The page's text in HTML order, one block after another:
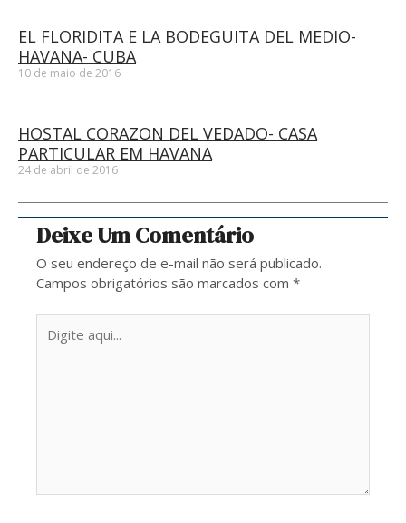
EL FLORIDITA E LA BODEGUITA DEL MEDIO-
HAVANA- CUBA
10 de maio de 2016
HOSTAL CORAZON DEL VEDADO- CASA
PARTICULAR EM HAVANA
24 de abril de 2016
Deixe Um Comentário
O seu endereço de e-mail não será publicado.
Campos obrigatórios são marcados com *
aqui...